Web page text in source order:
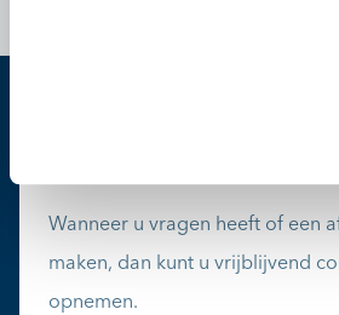
Wanneer u vragen heeft of een
maken, dan kunt u vrijblijvend
opnemen.